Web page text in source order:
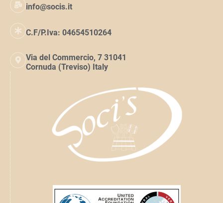
info@socis.it
C.F/P.Iva: 04654510264
Via del Commercio, 7 31041
Cornuda (Treviso) Italy